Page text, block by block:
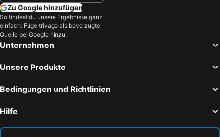
Hotel Elite
Hotel Santa Lucia
Villaggio Sant'Andrea
Palace Hotel Regina
Hotel Panoramic
Hotel Bellevue
Hotel Europa
Hotel Maregolf
Hotel Florida
Zu Google hinzufügen
So findest du unsere Ergebnisse ganz
einfach: Füge trivago als bevorzugte
Quelle bei Google hinzu.
Unternehmen
Unsere Produkte
Bedingungen und Richtlinien
Hilfe